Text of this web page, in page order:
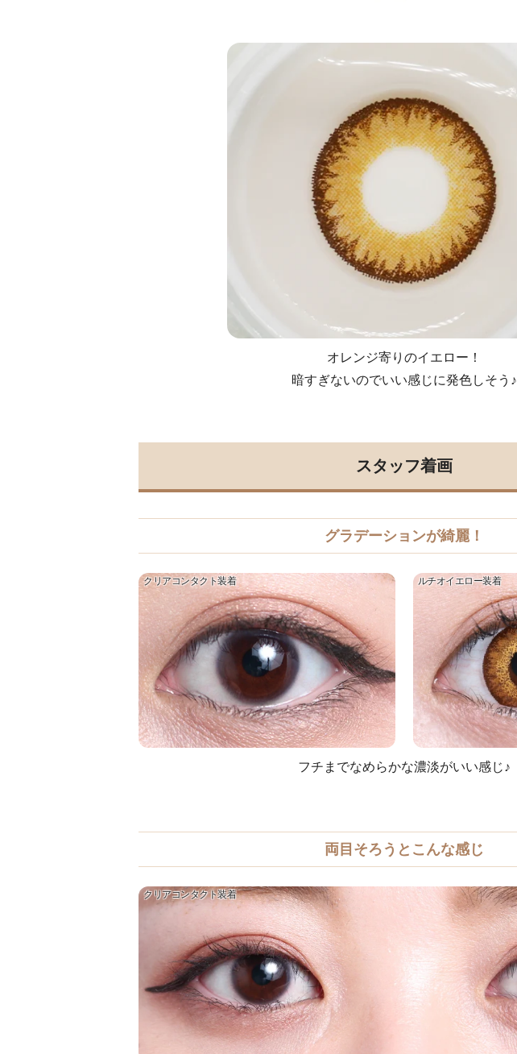
オレンジ寄りのイエロー！
暗すぎないのでいい感じに発色しそう♪
スタッフ着画
グラデーションが綺麗！
クリアコンタクト装着 ルチオイエロー装着
フチまでなめらかな濃淡がいい感じ♪
両目そろうとこんな感じ
クリアコンタクト装着